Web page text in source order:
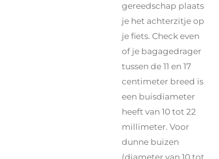
gereedschap plaats
je het achterzitje op
je fiets. Check even
of je bagagedrager
tussen de 11 en 17
centimeter breed is
een buisdiameter
heeft van 10 tot 22
millimeter. Voor
dunne buizen
(diameter van 10 tot